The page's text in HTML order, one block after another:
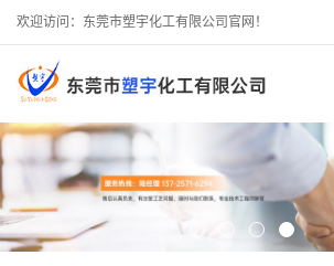
欢迎访问：东莞市塑宇化工有限公司官网！